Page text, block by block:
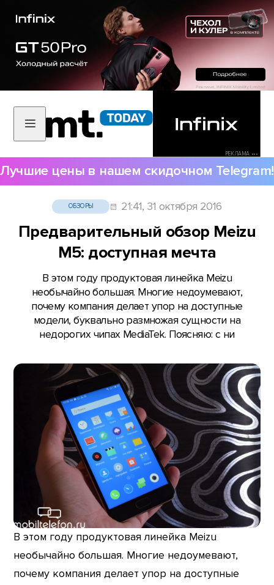
РЕКЛАМА •••
Лучшие цены в нашем скидочном Telegram!
ОБЗОРЫ 21:41, 31 октября 2016
Предварительный обзор Meizu
M5: доступная мечта
В этом году продуктовая линейка Meizu
необычайно большая. Многие недоумевают,
почему компания делает упор на доступные
модели, буквально размножая сущности на
недорогих чипах MediaTek. Поясняю: с ни
В этом году продуктовая линейка Meizu
необычайно большая. Многие недоумевают,
почему компания делает упор на доступные